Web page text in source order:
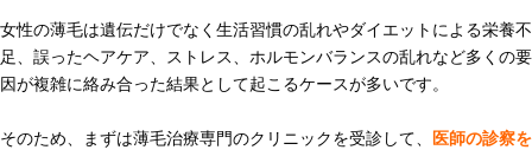
女性の薄毛は遺伝だけでなく生活習慣の乱れやダイエットによる栄養不
足、誤ったヘアケア、ストレス、ホルモンバランスの乱れなど多くの要
因が複雑に絡み合った結果として起こるケースが多いです。
そのため、まずは薄毛治療専門のクリニックを受診して、
医師の診察を